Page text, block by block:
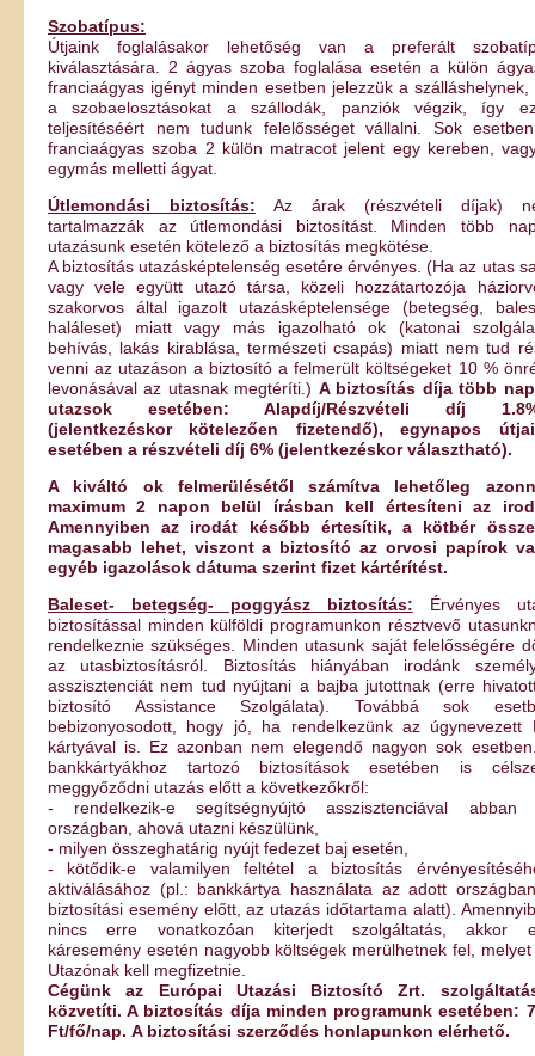
Szobatípus:
Útjaink foglalásakor lehetőség van a preferált
kiválasztására. 2 ágyas szoba foglalása esetén a külön
franciaágyas igényt minden esetben jelezzük a szálláshelynek,
a szobaelosztásokat a szállodák, panziók végzik, így
teljesítéséért nem tudunk felelősséget vállalni. Sok
franciaágyas szoba 2 külön matracot jelent egy kereben,
egymás melletti ágyat.
Útlemondási biztosítás: Az árak (részvételi díjak)
tartalmazzák az útlemondási biztosítást. Minden több
utazásunk esetén kötelező a biztosítás megkötése.
A biztosítás utazásképtelenség esetére érvényes. (Ha az utas
vagy vele együtt utazó társa, közeli hozzátartozója
szakorvos által igazolt utazásképtelensége (betegség,
haláleset) miatt vagy más igazolható ok (katonai
behívás, lakás kirablása, természeti csapás) miatt nem tud
venni az utazáson a biztosító a felmerült költségeket 10 %
levonásával az utasnak megtéríti.) A biztosítás díja több
utazsok esetében: Alapdíj/Részvételi díj
(jelentkezéskor kötelezően fizetendő), egynapos
esetében a részvételi díj 6% (jelentkezéskor választható).
A kiváltó ok felmerülésétől számítva lehetőleg
maximum 2 napon belül írásban kell értesíteni az
Amennyiben az irodát később értesítik, a kötbér
magasabb lehet, viszont a biztosító az orvosi papírok
egyéb igazolások dátuma szerint fizet kártérítést.
Baleset- betegség- poggyász biztosítás: Érvényes
biztosítással minden külföldi programunkon résztvevő
rendelkeznie szükséges. Minden utasunk saját felelősségére
az utasbiztosításról. Biztosítás hiányában irodánk
asszisztenciát nem tud nyújtani a bajba jutottnak (erre
biztosító Assistance Szolgálata). Továbbá sok
bebizonyosodott, hogy jó, ha rendelkezünk az úgynevezett
kártyával is. Ez azonban nem elegendő nagyon sok
bankkártyákhoz tartozó biztosítások esetében is
meggyőződni utazás előtt a következőkről:
- rendelkezik-e segítségnyújtó asszisztenciával abban
országban, ahová utazni készülünk,
- milyen összeghatárig nyújt fedezet baj esetén,
- kötődik-e valamilyen feltétel a biztosítás
aktiválásához (pl.: bankkártya használata az adott
biztosítási esemény előtt, az utazás időtartama alatt).
nincs erre vonatkozóan kiterjedt szolgáltatás, akkor
káresemény esetén nagyobb költségek merülhetnek fel,
Utazónak kell megfizetnie.
Cégünk az Európai Utazási Biztosító Zrt.
közvetíti. A biztosítás díja minden programunk esetében:
Ft/fő/nap. A biztosítási szerződés honlapunkon elérhető.